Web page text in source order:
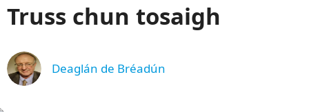
Truss chun tosaigh
Deaglán de Bréadún